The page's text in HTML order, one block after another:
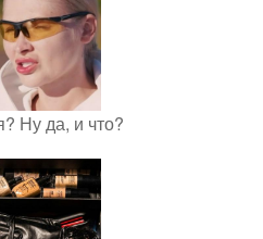
Ну да, и что?